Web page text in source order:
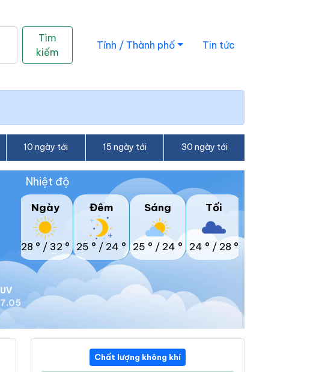
Tìm
kiếm
Tỉnh / Thành phố Tin tức
10 ngày tới 15 ngày tới 30 ngày tới
UV
7.05
Nhiệt độ
Ngày
28 ° / 32 °
Đêm
25 ° / 24 °
Sáng
25 ° / 24 °
Tối
24 ° / 28 °
Chất lượng không khí